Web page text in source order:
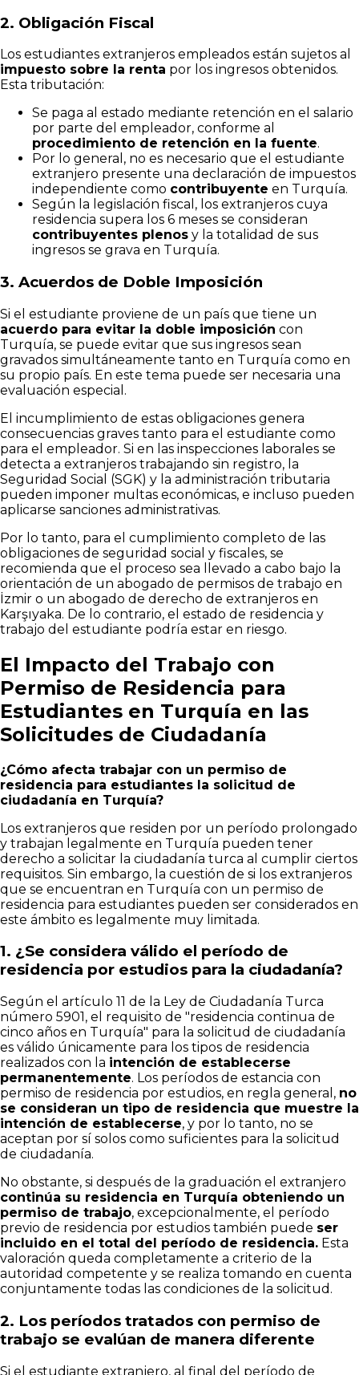
2. Obligación Fiscal
Los estudiantes extranjeros empleados están sujetos al
impuesto sobre la renta por los ingresos obtenidos.
Esta tributación:
Se paga al estado mediante retención en el salario
por parte del empleador, conforme al
procedimiento de retención en la fuente.
Por lo general, no es necesario que el estudiante
extranjero presente una declaración de impuestos
independiente como contribuyente en Turquía.
Según la legislación fiscal, los extranjeros cuya
residencia supera los 6 meses se consideran
contribuyentes plenos y la totalidad de sus
ingresos se grava en Turquía.
3. Acuerdos de Doble Imposición
Si el estudiante proviene de un país que tiene un
acuerdo para evitar la doble imposición con
Turquía, se puede evitar que sus ingresos sean
gravados simultáneamente tanto en Turquía como en
su propio país. En este tema puede ser necesaria una
evaluación especial.
El incumplimiento de estas obligaciones genera
consecuencias graves tanto para el estudiante como
para el empleador. Si en las inspecciones laborales se
detecta a extranjeros trabajando sin registro, la
Seguridad Social (SGK) y la administración tributaria
pueden imponer multas económicas, e incluso pueden
aplicarse sanciones administrativas.
Por lo tanto, para el cumplimiento completo de las
obligaciones de seguridad social y fiscales, se
recomienda que el proceso sea llevado a cabo bajo la
orientación de un abogado de permisos de trabajo en
İzmir o un abogado de derecho de extranjeros en
Karşıyaka. De lo contrario, el estado de residencia y
trabajo del estudiante podría estar en riesgo.
El Impacto del Trabajo con
Permiso de Residencia para
Estudiantes en Turquía en las
Solicitudes de Ciudadanía
¿Cómo afecta trabajar con un permiso de
residencia para estudiantes la solicitud de
ciudadanía en Turquía?
Los extranjeros que residen por un período prolongado
y trabajan legalmente en Turquía pueden tener
derecho a solicitar la ciudadanía turca al cumplir ciertos
requisitos. Sin embargo, la cuestión de si los extranjeros
que se encuentran en Turquía con un permiso de
residencia para estudiantes pueden ser considerados en
este ámbito es legalmente muy limitada.
1. ¿Se considera válido el período de
residencia por estudios para la ciudadanía?
Según el artículo 11 de la Ley de Ciudadanía Turca
número 5901, el requisito de "residencia continua de
cinco años en Turquía" para la solicitud de ciudadanía
es válido únicamente para los tipos de residencia
realizados con la intención de establecerse
permanentemente. Los períodos de estancia con
permiso de residencia por estudios, en regla general, no
se consideran un tipo de residencia que muestre la
intención de establecerse, y por lo tanto, no se
aceptan por sí solos como suficientes para la solicitud
de ciudadanía.
No obstante, si después de la graduación el extranjero
continúa su residencia en Turquía obteniendo un
permiso de trabajo, excepcionalmente, el período
previo de residencia por estudios también puede ser
incluido en el total del período de residencia. Esta
valoración queda completamente a criterio de la
autoridad competente y se realiza tomando en cuenta
conjuntamente todas las condiciones de la solicitud.
2. Los períodos tratados con permiso de
trabajo se evalúan de manera diferente
Si el estudiante extranjero, al final del período de